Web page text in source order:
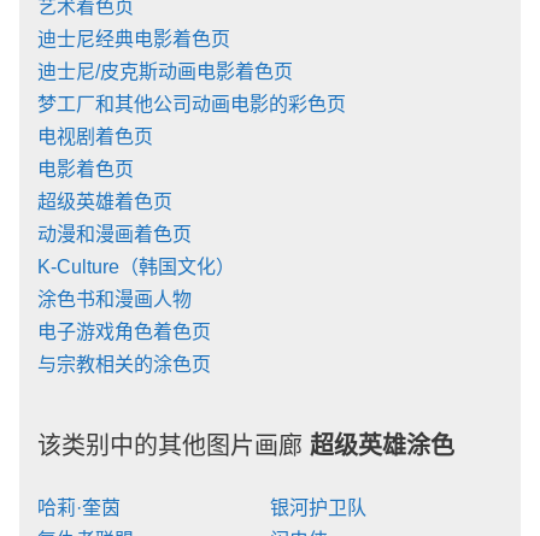
艺术着色页
迪士尼经典电影着色页
迪士尼/皮克斯动画电影着色页
梦工厂和其他公司动画电影的彩色页
电视剧着色页
电影着色页
超级英雄着色页
动漫和漫画着色页
K-Culture（韩国文化）
涂色书和漫画人物
电子游戏角色着色页
与宗教相关的涂色页
该类别中的其他图片画廊 超级英雄涂色
哈莉·奎茵
银河护卫队